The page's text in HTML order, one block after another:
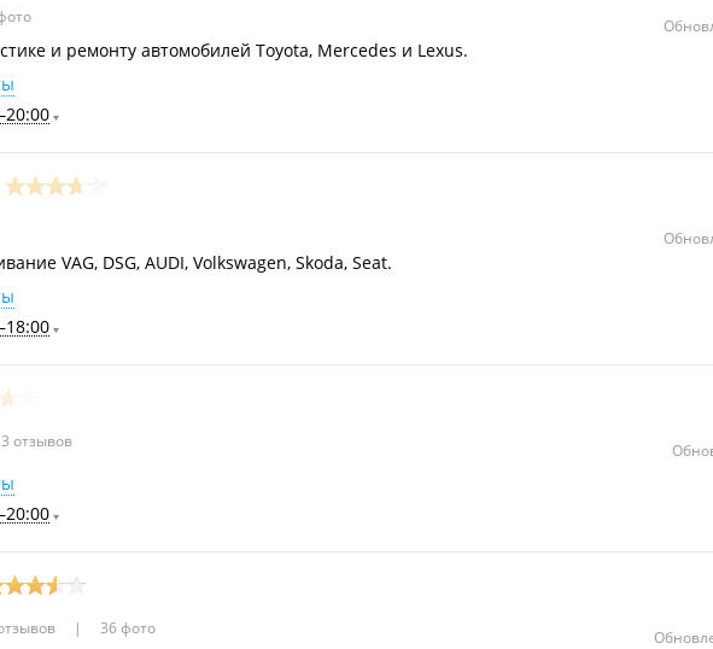
и ремонту автомобилей Toyota, Mercedes и Lexus.
VAG, DSG, AUDI, Volkswagen, Skoda, Seat.
отзывов
36 фото